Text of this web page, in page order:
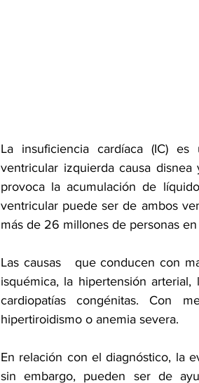
La insuficiencia cardíaca (IC)
ventricular izquierda causa
provoca la acumulación de
ventricular puede ser de ambos
más de 26 millones de personas
Las causas   que conducen con
isquémica, la hipertensión arterial,
cardiopatías congénitas. Con
hipertiroidismo o anemia severa.
En relación con el diagnóstico, la
sin embargo, pueden ser de